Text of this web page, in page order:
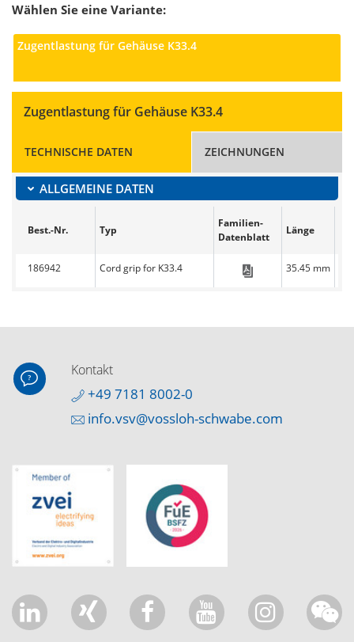
Wählen Sie eine Variante:
Zugentlastung für Gehäuse K33.4
Zugentlastung für Gehäuse K33.4
TECHNISCHE DATEN ZEICHNUNGEN
ALLGEMEINE DATEN
Best.-Nr. Typ
Familien-
Datenblatt
Länge
186942 Cord grip for K33.4 CC-EasyLine-
35.45 mm
Kontakt
+49 7181 8002-0
info.vsv@vossloh-schwabe.com